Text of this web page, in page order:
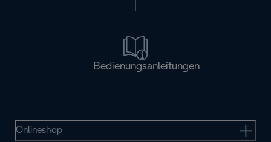
Bedienungsanleitungen
Onlineshop